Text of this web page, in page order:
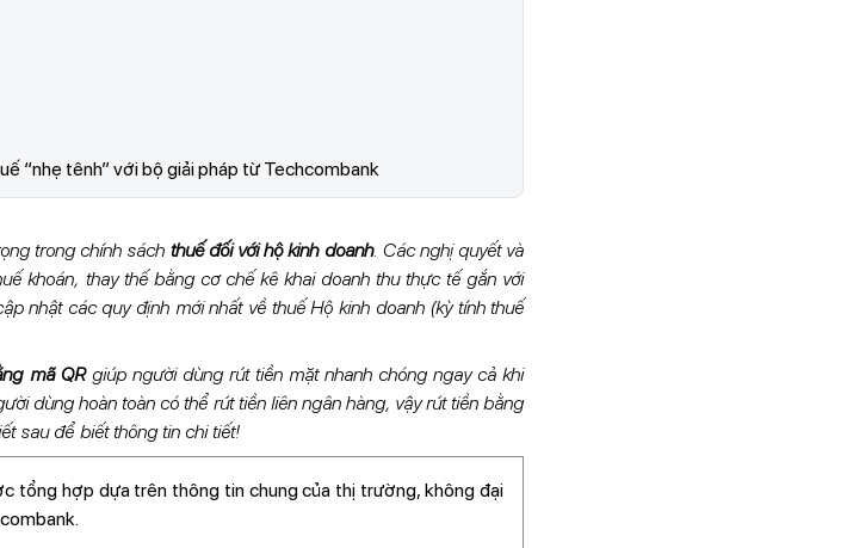
“nhẹ tênh” với bộ giải pháp từ Techcombank
trong chính sách thuế đối với hộ kinh doanh. Các nghị quyết và
khoán, thay thế bằng cơ chế kê khai doanh thu thực tế gắn với
nhật các quy định mới nhất về thuế Hộ kinh doanh (kỳ tính thuế
mã QRgiúp người dùng rút tiền mặt nhanh chóng ngay cả khi
dùng hoàn toàn có thể rút tiền liên ngân hàng, vậy rút tiền bằng
sau để biết thông tin chi tiết!
tổng hợp dựa trên thông tin chung của thị trường, không đại